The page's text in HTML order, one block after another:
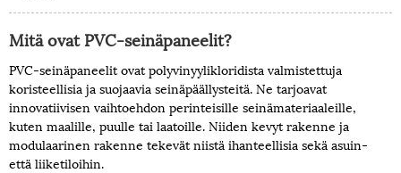
Mitä ovat PVC-seinäpaneelit?
PVC-seinäpaneelit ovat polyvinyylikloridista valmistettuja
koristeellisia ja suojaavia seinäpäällysteitä. Ne tarjoavat
innovatiivisen vaihtoehdon perinteisille seinämateriaaleille,
kuten maalille, puulle tai laatoille. Niiden kevyt rakenne ja
modulaarinen rakenne tekevät niistä ihanteellisia sekä asuin-
että liiketiloihin.